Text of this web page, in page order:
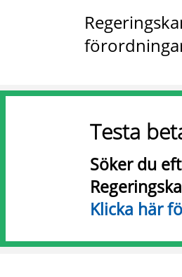
Testa
Söker du
Klicka här